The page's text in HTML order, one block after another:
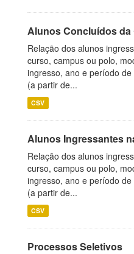
Alunos Concluídos da
Relação dos alunos
curso, campus ou polo,
ingresso, ano e período
(a partir de...
CSV
Alunos Ingressantes
Relação dos alunos
curso, campus ou polo,
ingresso, ano e período
(a partir de...
CSV
Processos Seletivos